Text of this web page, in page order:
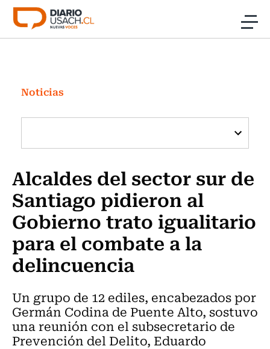
Click acá para ir directamente al contenido
Investigación
Cultura
Programas Radio y TV Usach
Noticias
Alcaldes del sector sur de
Santiago pidieron al
Gobierno trato igualitario
para el combate a la
delincuencia
Un grupo de 12 ediles, encabezados por
Germán Codina de Puente Alto, sostuvo
una reunión con el subsecretario de
Prevención del Delito, Eduardo